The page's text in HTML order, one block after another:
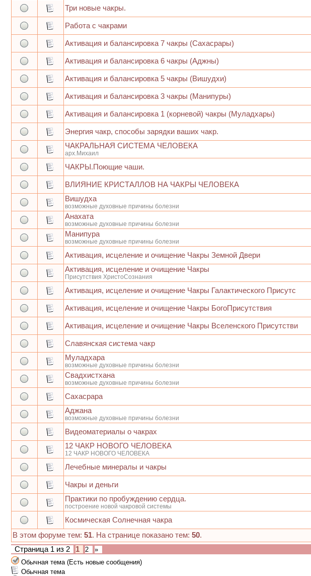
Три новые чакры.
Работа с чакрами
Активация и балансировка 7 чакры (Сахасрары)
Активация и балансировка 6 чакры (Аджны)
Активация и балансировка 5 чакры (Вишудхи)
Активация и балансировка 3 чакры (Манипуры)
Активация и балансировка 1 (корневой) чакры (Муладхары)
Энергия чакр, способы зарядки ваших чакр.
ЧАКРАЛЬНАЯ СИСТЕМА ЧЕЛОВЕКА
арх.Михаил
ЧАКРЫ.Поющие чаши.
ВЛИЯНИЕ КРИСТАЛЛОВ НА ЧАКРЫ ЧЕЛОВЕКА
Вишудха
возможные духовные причины болезни
Анахата
возможные духовные причины болезни
Манипура
возможные духовные причины болезни
Активация, исцеление и очищение Чакры Земной Двери
Активация, исцеление и очищение Чакры
Присутствия ХристоСознания
Активация, исцеление и очищение Чакры Галактического Присутс
Активация, исцеление и очищение Чакры БогоПрисутствия
Активация, исцеление и очищение Чакры Вселенского Присутстви
Славянская система чакр
Муладхара
возможные духовные причины болезни
Свадхистхана
возможные духовные причины болезни
Сахасрара
Аджана
возможные духовные причины болезни
Видеоматериалы о чакрах
12 ЧАКР НОВОГО ЧЕЛОВЕКА
12 ЧАКР НОВОГО ЧЕЛОВЕКА
Лечебные минералы и чакры
Чакры и деньги
Практики по пробуждению сердца.
построение новой чакровой системы
Космическая Солнечная чакра
В этом форуме тем: 51. На странице показано тем: 50.
Страница 1из 2 1 2
»
Обычная тема (Есть новые сообщения)
Обычная тема